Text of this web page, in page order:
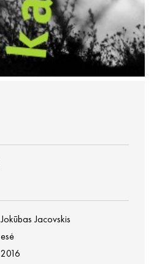
Jokūbas Jacovskis
esė
2016